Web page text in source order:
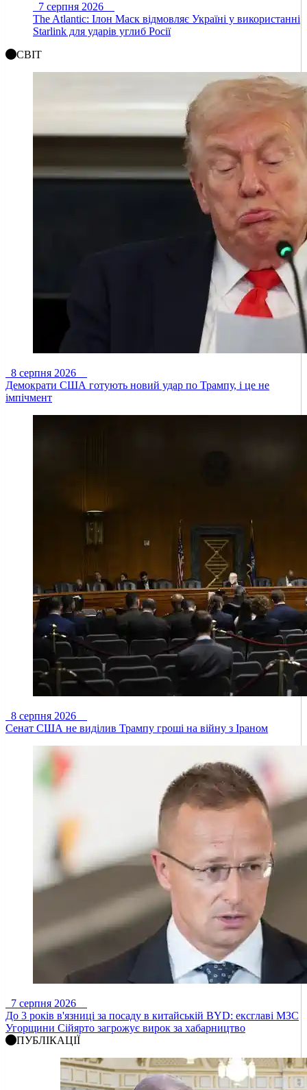
7 серпня 2026
The Atlantic: Ілон Маск відмовляє Україні у використанні
Starlink для ударів углиб Росії
СВІТ
8 серпня 2026
Демократи США готують новий удар по Трампу, і це не
імпічмент
8 серпня 2026
Сенат США не виділив Трампу гроші на війну з Іраном
7 серпня 2026
До 3 років в'язниці за посаду в китайській BYD: ексглаві МЗС
Угорщини Сійярто загрожує вирок за хабарництво
ПУБЛІКАЦІЇ